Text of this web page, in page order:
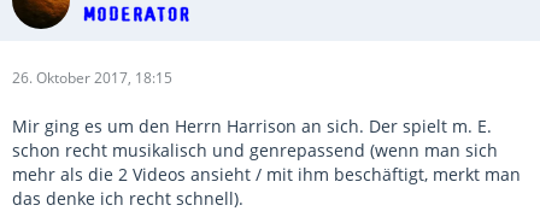
26. Oktober 2017, 18:15
Mir ging es um den Herrn Harrison an sich. Der spielt m. E.
schon recht musikalisch und genrepassend (wenn man sich
mehr als die 2 Videos ansieht / mit ihm beschäftigt, merkt man
das denke ich recht schnell).